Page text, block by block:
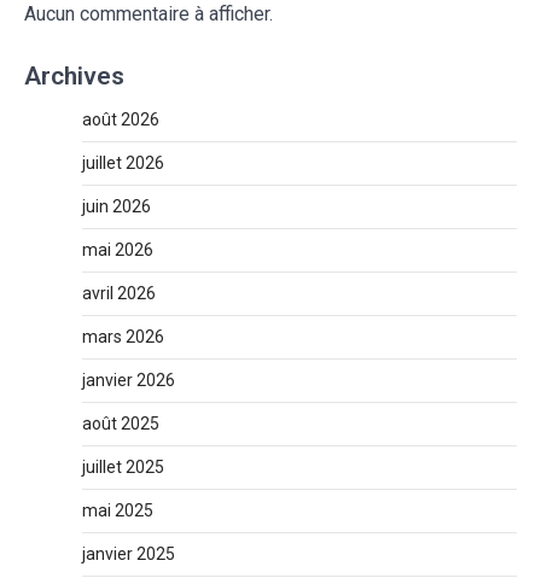
Aucun commentaire à afficher.
Archives
août 2026
juillet 2026
juin 2026
mai 2026
avril 2026
mars 2026
janvier 2026
août 2025
juillet 2025
mai 2025
janvier 2025